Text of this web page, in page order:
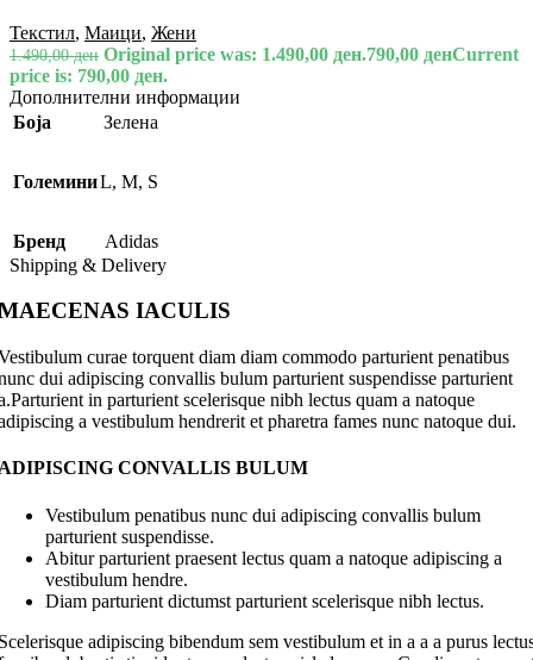
Текстил, Маици, Жени
1.490,00ден Original price was: 1.490,00 ден.790,00 денCurrent
price is: 790,00 ден.
Дополнителни информации
Боја
Зелена
ГолеминиL, M, S
Бренд
Adidas
Shipping & Delivery
IACULIS
curae torquent diam diam commodo parturient penatibus
dui adipiscing convallis bulum parturient suspendisse parturient
in parturient scelerisque nibh lectus quam a natoque
a vestibulum hendrerit et pharetra fames nunc natoque dui.
CONVALLIS BULUM
Vestibulum penatibus nunc dui adipiscing convallis bulum
parturient suspendisse.
Abitur parturient praesent lectus quam a natoque adipiscing a
vestibulum hendre.
Diam parturient dictumst parturient scelerisque nibh lectus.
adipiscing bibendum sem vestibulum et in a a a purus